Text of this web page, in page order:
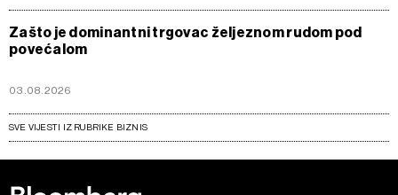
Zašto je dominantni trgovac željeznom rudom pod
povećalom
03.08.2026
SVE VIJESTI IZ RUBRIKE BIZNIS